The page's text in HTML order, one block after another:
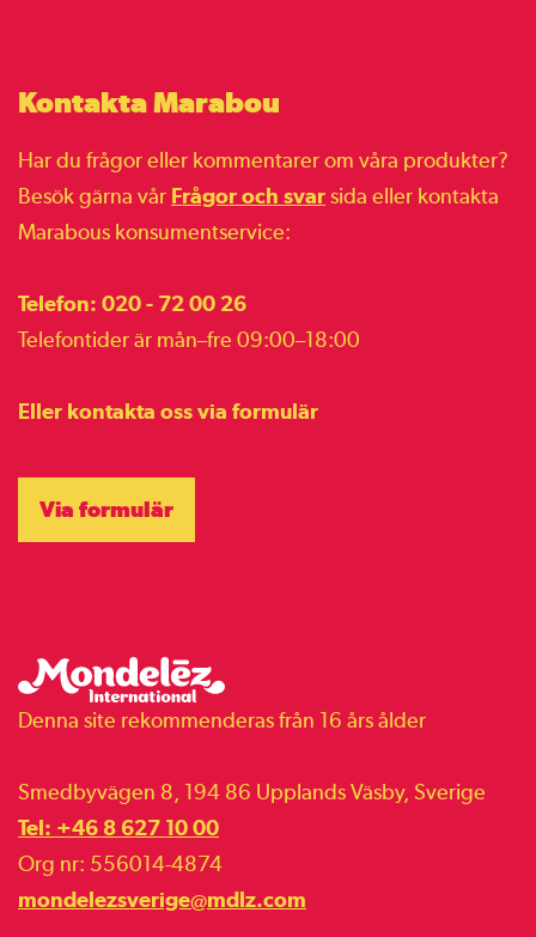
Kontakta Marabou
Har du frågor eller kommentarer om våra produkter?
Besök gärna vår Frågor och svarsida eller kontakta
Marabous konsumentservice:
Telefon: 020 - 72 00 26
Telefontider är mån–fre 09:00–18:00
Eller kontakta oss via formulär
Via formulär
Denna site rekommenderas från 16 års ålder
Smedbyvägen 8, 194 86 Upplands Väsby, Sverige
Tel: +46 8 627 10 00
Org nr: 556014-4874
mondelezsverige@mdlz.com